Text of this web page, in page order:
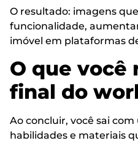
O resultado: imagens
funcionalidade,
imóvel em plataformas
O que você
final do
Ao concluir, você sai
habilidades e materiais